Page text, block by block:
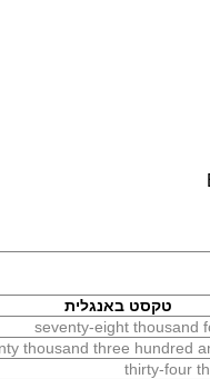
טקסט באנגלית
seventy-eight thousand
thousand three hundred
thirty-four